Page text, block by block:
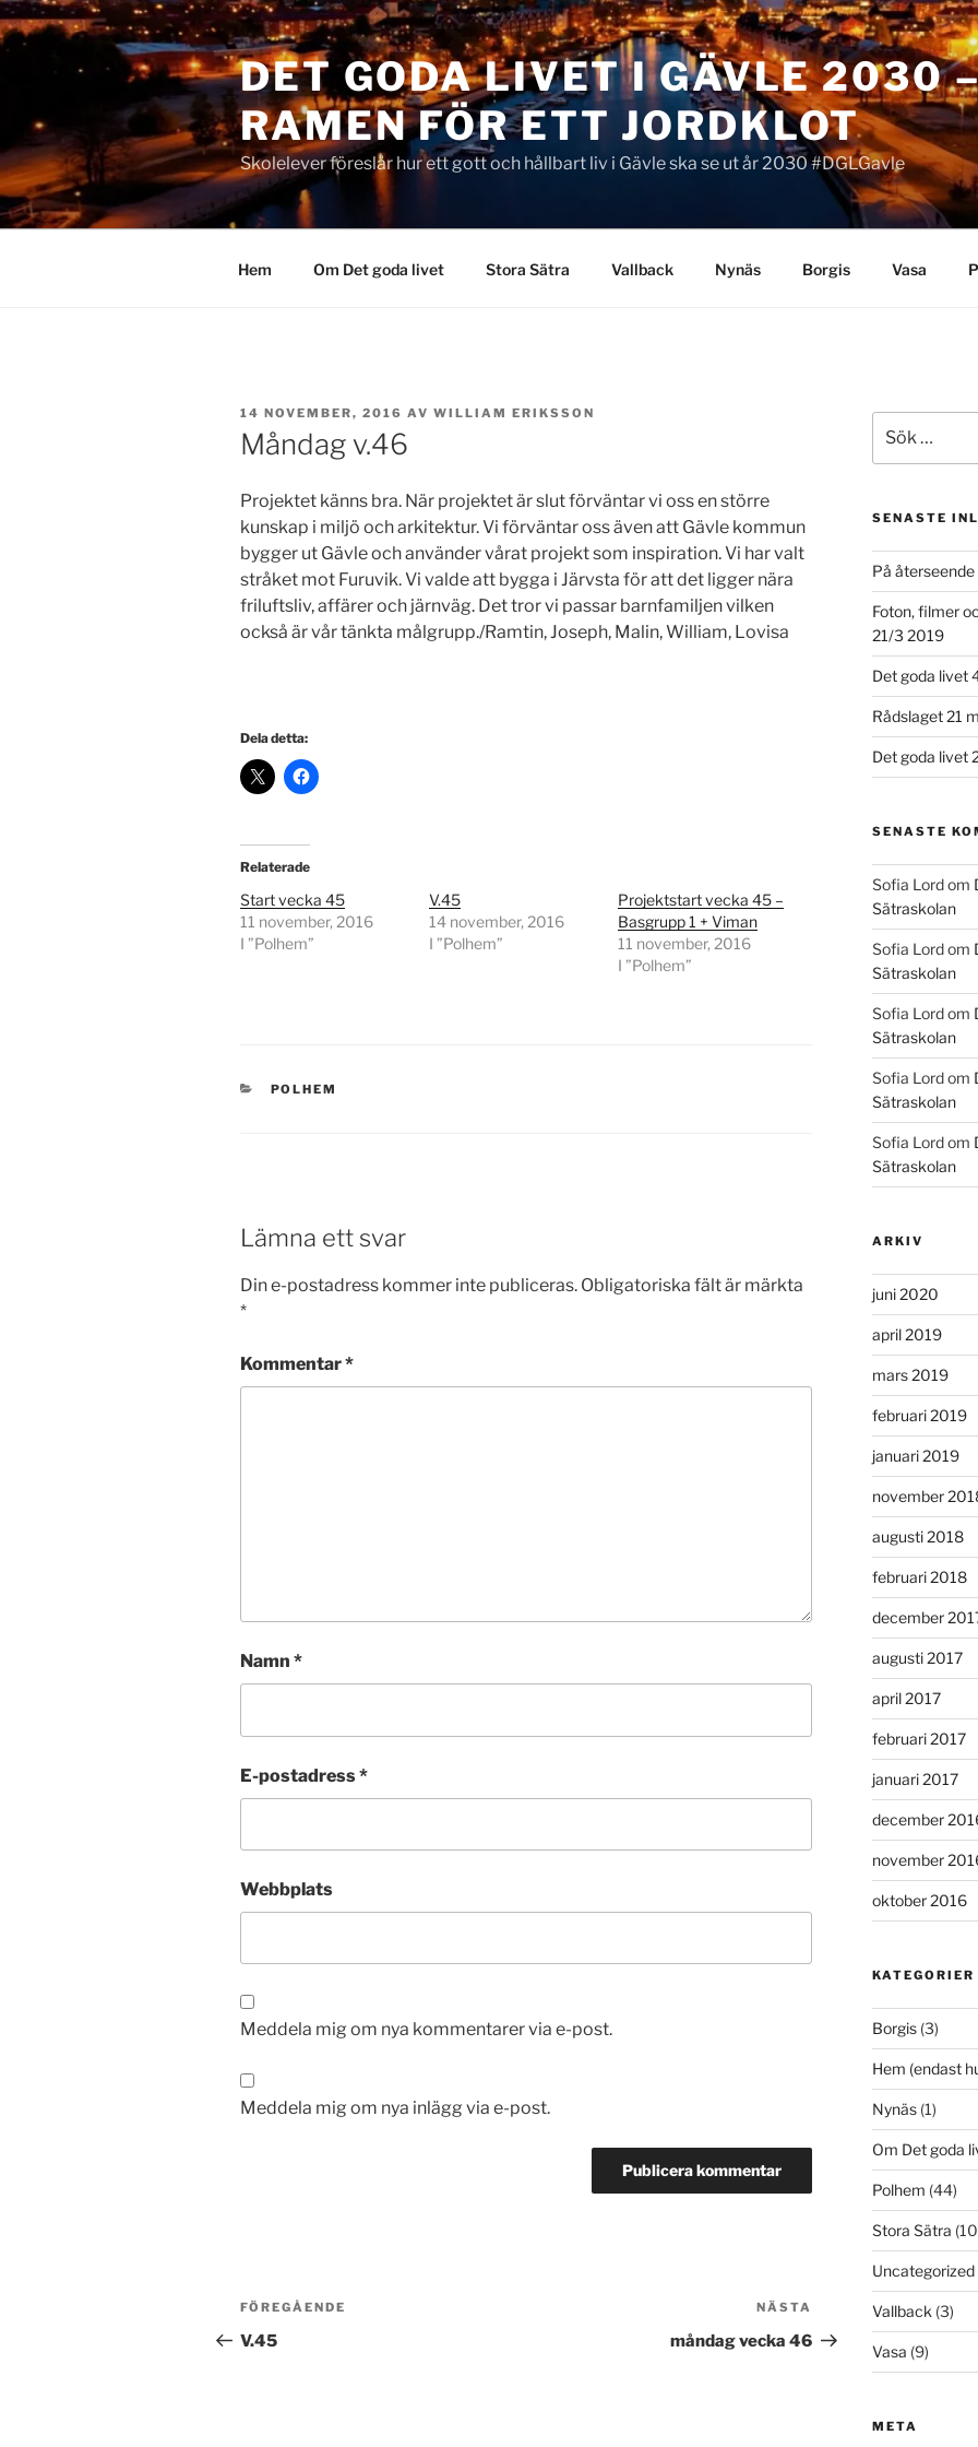
Hoppa
till
DET GODA LIVET I GÄVLE 2030
RAMEN FÖR ETT JORDKLOT
Skolelever föreslår hur ett gott och hållbart liv i Gävle ska se ut år 2030 #DGLGavle
Hem Om Det goda livet Stora Sätra Vallback Nynäs Borgis Vasa
PUBLICERAT
14 NOVEMBER, 2016 AV WILLIAM ERIKSSON
Måndag v.46
Projektet känns bra. När projektet är slut förväntar vi oss en större
kunskap i miljö och arkitektur. Vi förväntar oss även att Gävle kommun
bygger ut Gävle och använder vårat projekt som inspiration. Vi har valt
stråket mot Furuvik. Vi valde att bygga i Järvsta för att det ligger nära
friluftsliv, affärer och järnväg. Det tror vi passar barnfamiljen vilken
också är vår tänkta målgrupp./Ramtin, Joseph, Malin, William, Lovisa
Dela detta:
Relaterade
Start vecka 45
11 november, 2016
I ”Polhem”
V.45
14 november, 2016
I ”Polhem”
Projektstart vecka 45 –
Basgrupp 1 + Viman
11 november, 2016
I ”Polhem”
KATEGORIER
POLHEM
Lämna ett svar
Din e-postadress kommer inte publiceras. Obligatoriska fält är märkta
*
Kommentar*
Namn *
E-postadress*
Webbplats
Meddela mig om nya kommentarer via e-post.
Meddela mig om nya inlägg via e-post.
Inläggsnavigering
Föregående
inlägg
FÖREGÅENDE
V.45
inlägg
NÄSTA
måndag vecka 46
efter:
SENASTE
På
Foton, filmer
21/3 2019
Det goda livet
Rådslaget 21
Det goda livet
SENASTE
Sofia Lordom
Sätraskolan
Sofia Lordom
Sätraskolan
Sofia Lordom
Sätraskolan
Sofia Lordom
Sätraskolan
Sofia Lordom
Sätraskolan
ARKIV
juni 2020
april 2019
mars 2019
februari 2019
januari 2019
november
augusti 2018
februari 2018
december
augusti 2017
april 2017
februari 2017
januari 2017
december
november
oktober 2016
KATEGORIER
Borgis(3)
Hem (endast
Nynäs(1)
Om Det goda
Polhem (44)
Stora Sätra
Uncategorized
Vallback (3)
Vasa (9)
META